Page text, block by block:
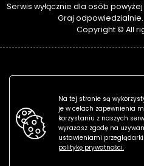
Serwis wyłącznie dla osób
Graj odpowiedzialnie.
Copyright © All
Na tej stronie są
je w celach zapewnienia
korzystaniu z naszych
wyrażasz zgodę na
ustawieniami
politykę prywatności.